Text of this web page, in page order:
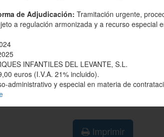
de Adjudicación: Tramitación urgente,
a regulación armonizada y a recurso especial
INFANTILES DEL LEVANTE, S.L.
euros (I.V.A. 21% incluido).
administrativo y especial en materia de
Imprimir